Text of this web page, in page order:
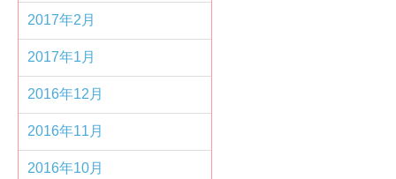
2017年2月
2017年1月
2016年12月
2016年11月
2016年10月